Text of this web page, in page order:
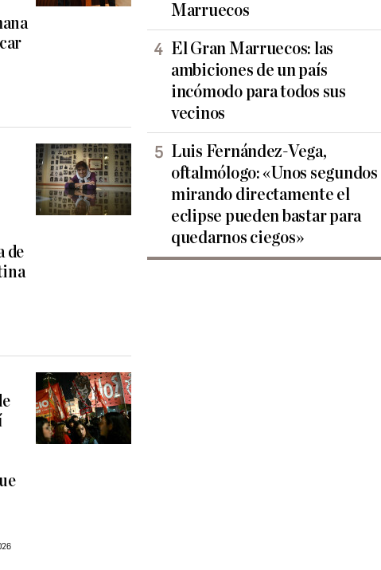
de
Marruecos
El Gran Marruecos: las
ambiciones de un país
incómodo para todos sus
vecinos
Luis Fernández-Vega,
oftalmólogo: «Unos segundos
mirando directamente el
eclipse pueden bastar para
quedarnos ciegos»